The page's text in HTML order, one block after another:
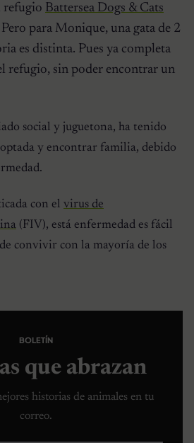
refugio Battersea Dogs & Cats
Pero para Monique, una gata de 2
es distinta. Pues ya completa
refugio, sin poder encontrar un
social y juguetona, ha tenido
y encontrar familia, debido
con el virus de
(FIV), está enfermedad es fácil
convivir con la mayoría de los
BOLETÍN
que abrazan
historias de animales en tu
correo.